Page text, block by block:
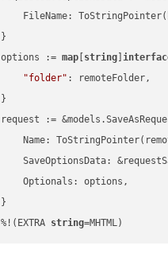
FileName:
}
options := map string ]
"folder" : remoteFolder,
}
request :=
Name:
SaveOptionsData:
    Optionals: options,
}
%!(EXTRA string=MHTML)